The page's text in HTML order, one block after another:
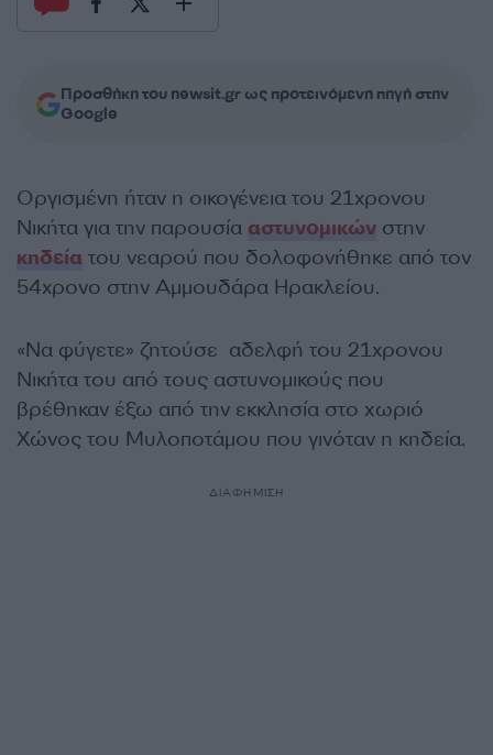
Προσθήκη του newsit.gr ως προτεινόμενη πηγή στην
Google
Οργισμένη ήταν η οικογένεια του 21χρονου
Νικήτα για την παρουσία αστυνομικών στην
κηδεία του νεαρού που δολοφονήθηκε από τον
54χρονο στην Αμμουδάρα Ηρακλείου.
«Να φύγετε» ζητούσε αδελφή του 21χρονου
Νικήτα του από τους αστυνομικούς που
βρέθηκαν έξω από την εκκλησία στο χωριό
Χώνος του Μυλοποτάμου που γινόταν η κηδεία.
ΔΙΑΦΗΜΙΣΗ